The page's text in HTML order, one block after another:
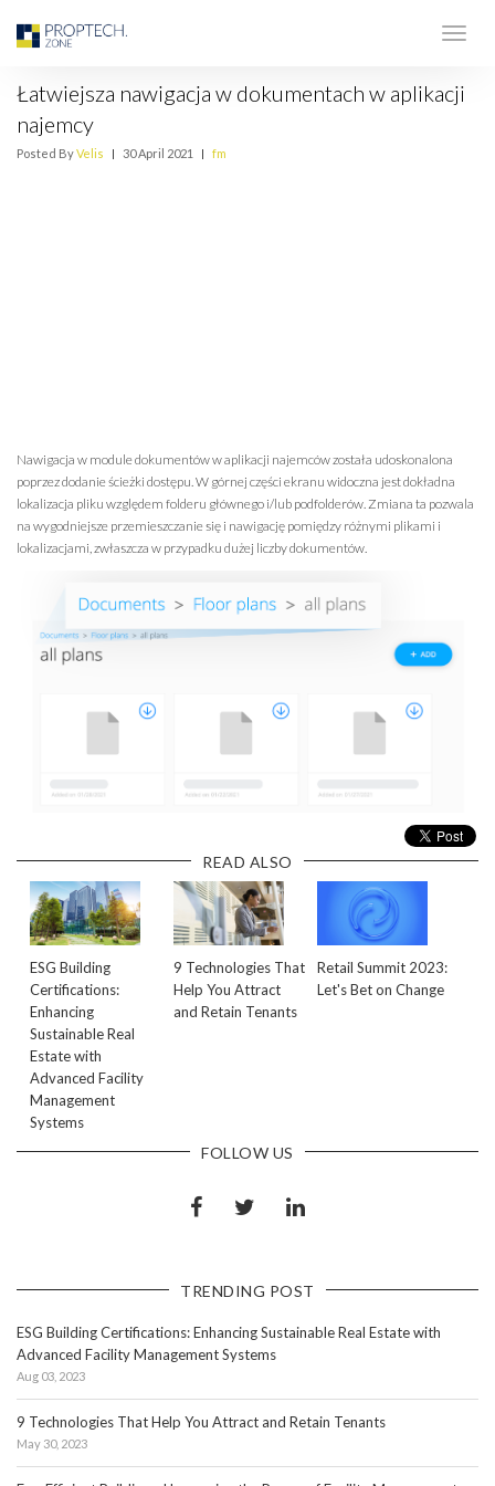
Łatwiejsza nawigacja w dokumentach w aplikacji
najemcy
Posted ByVelis | 30 April 2021 | fm
Nawigacja w module dokumentów w aplikacji najemców została udoskonalona
poprzez dodanie ścieżki dostępu. W górnej części ekranu widoczna jest dokładna
lokalizacja pliku względem folderu głównego i/lub podfolderów. Zmiana ta pozwala
na wygodniejsze przemieszczanie się i nawigację pomiędzy różnymi plikami i
lokalizacjami, zwłaszcza w przypadku dużej liczby dokumentów.
READ ALSO
ESG Building
Certifications:
Enhancing
Sustainable Real
Estate with
Advanced Facility
Management
Systems
9 Technologies That
Help You Attract
and Retain Tenants
Retail Summit 2023:
Let's Bet on Change
FOLLOW US
TRENDING POST
ESG Building Certifications: Enhancing Sustainable Real Estate with
Advanced Facility Management Systems
Aug 03, 2023
9 Technologies That Help You Attract and Retain Tenants
May 30, 2023